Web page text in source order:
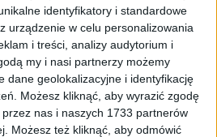
identyfikatory i standardowe
urządzenie w celu personalizowania
i treści, analizy audytorium i
my i nasi partnerzy możemy
dane geolokalizacyjne i identyfikację
Możesz kliknąć, aby wyrazić zgodę
nas i naszych 1733 partnerów
Możesz też kliknąć, aby odmówić
Dętka S
43,49zł
WIĘCEJ